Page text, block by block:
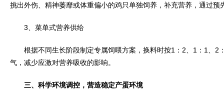
挑出外伤、精神萎靡或体重偏小的鸡只单独饲养，补充营养，通过预
3、菜单式营养供给
根据不同生长阶段制定专属饲喂方案，换料时按1：2、1：1、2
气，减少应激对营养吸收的影响。
三、科学环境调控，营造稳定产蛋环境